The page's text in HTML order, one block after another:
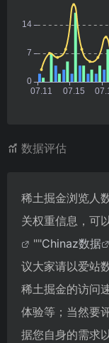
数据评估
稀土掘金浏览人
关权重信息，可
""Chinaz数据
议大家请以爱站
稀土掘金的访问
体验等；当然要
据您自身的需求